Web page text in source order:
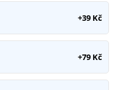
+39 Kč
+79 Kč